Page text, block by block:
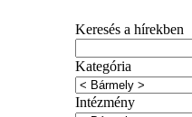
Keresés a hírekben
Kategória
Intézmény